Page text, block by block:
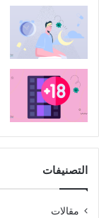
التصنيفات
مقالات